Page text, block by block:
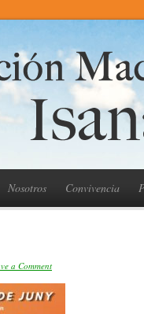
Nosotros Convivencia
a Comment